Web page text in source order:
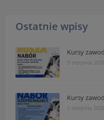
Ostatnie wpisy
Kursy
5 sierpnia
Kursy
5 sierpnia